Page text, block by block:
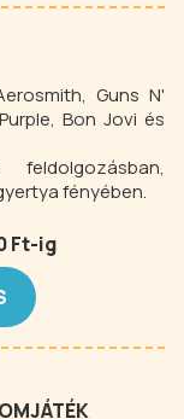
Guns N'
Bon Jovi és
fényében.
Ft-ig